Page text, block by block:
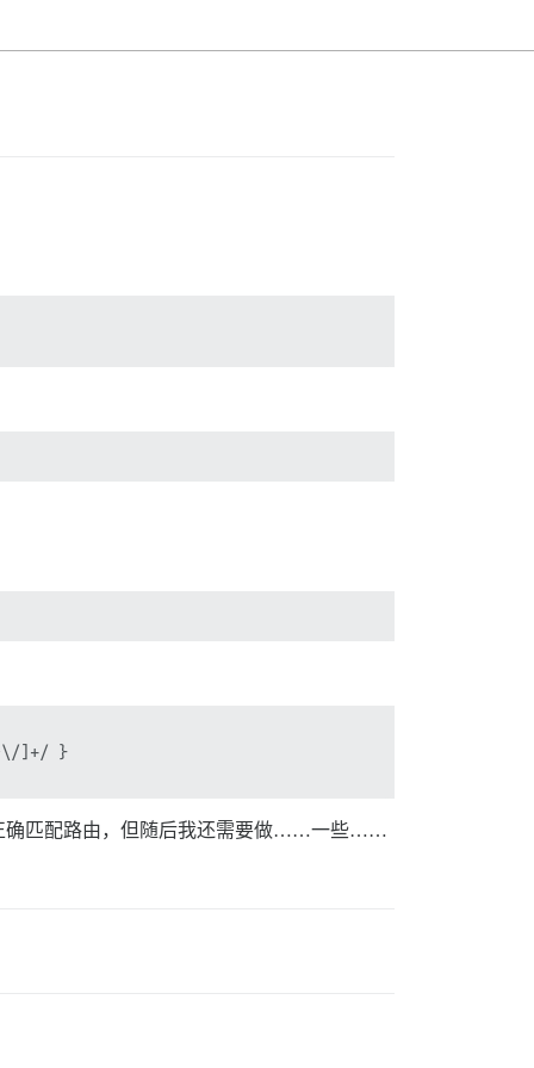
]+/ }
确匹配路由，但随后我还需要做……一些……